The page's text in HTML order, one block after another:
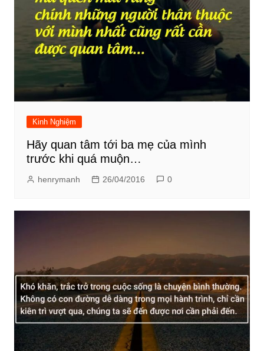
Kinh Nghiệm
Hãy quan tâm tới ba mẹ của mình
trước khi quá muộn…
henrymanh 26/04/2016 0